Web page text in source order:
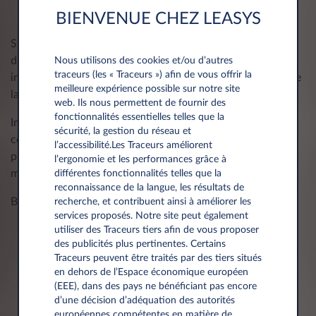
pouvaient accélérer la réparation de votre voiture?
Si votre voiture présente des dommages causés par
différents accidents, il est important de savoir que chaque
incident sera traité individuellement comme un sinistre. Ne
laissez pas les dégâts s’accumuler sans les signaler.
Important à savoir: vous bénéficiez d’une assurance
complète: responsabilité civile, protection juridique,
protection du conducteur et des occupants, dommages
matériels « Casco » et gestion des sinistres.
Bon à savoir:
Une fois le dossier de sinistre transmis, Leasys
prendra contact avec vous pour vous diriger vers
l’une de ses carrosseries partenaires.
En cas de travaux de carrosserie, ceux-ci doivent
toujours être effectués auprès d’un prestataire agréé
BIENVENUE CHEZ LEASYS
Nous utilisons des cookies et/ou d’autres
traceurs (les « Traceurs ») afin de vous offrir la
meilleure expérience possible sur notre site
web. Ils nous permettent de fournir des
fonctionnalités essentielles telles que la
sécurité, la gestion du réseau et
l’accessibilité.Les Traceurs améliorent
l’ergonomie et les performances grâce à
différentes fonctionnalités telles que la
reconnaissance de la langue, les résultats de
recherche, et contribuent ainsi à améliorer les
services proposés. Notre site peut également
utiliser des Traceurs tiers afin de vous proposer
des publicités plus pertinentes. Certains
Traceurs peuvent être traités par des tiers situés
en dehors de l’Espace économique européen
(EEE), dans des pays ne bénéficiant pas encore
d’une décision d’adéquation des autorités
européennes compétentes en matière de